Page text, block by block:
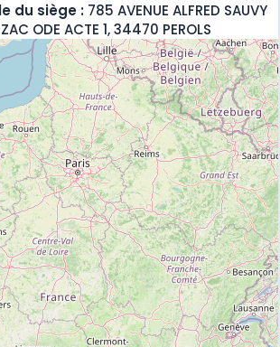
du siège : 785 AVENUE ALFRED SAUVY
ODE ACTE 1, 34470 PEROLS